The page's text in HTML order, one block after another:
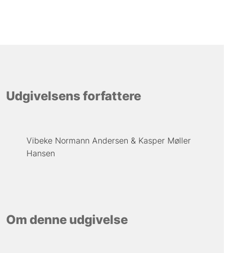
Udgivelsens forfattere
Vibeke Normann Andersen
Kasper Møller
Hansen
Om denne udgivelse